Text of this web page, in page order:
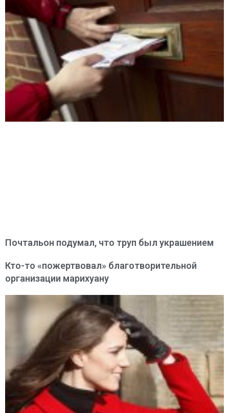
Почтальон подумал, что труп был украшением
Кто-то «пожертвовал» благотворительной
организации марихуану